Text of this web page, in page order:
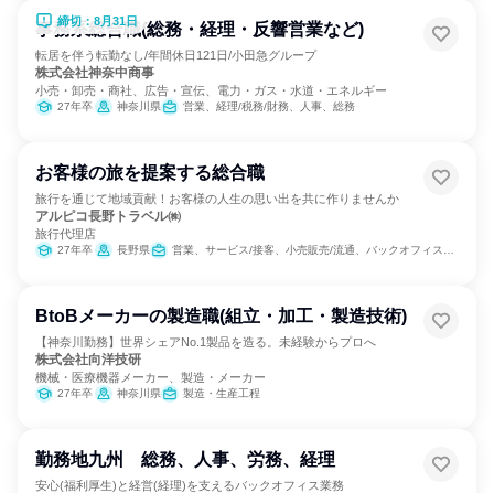
締切：8月31日
事務系総合職(総務・経理・反響営業など)
転居を伴う転勤なし/年間休日121日/小田急グループ
株式会社神奈中商事
小売・卸売・商社、広告・宣伝、電力・ガス・水道・エネルギー
27年卒 神奈川県 営業、経理/税務/財務、人事、総務
お客様の旅を提案する総合職
旅行を通じて地域貢献！お客様の人生の思い出を共に作りませんか
アルピコ長野トラベル㈱
旅行代理店
27年卒 長野県 営業、サービス/接客、小売販売/流通、バックオフィス・事務・受付
BtoBメーカーの製造職(組立・加工・製造技術)
【神奈川勤務】世界シェアNo.1製品を造る。未経験からプロへ
株式会社向洋技研
機械・医療機器メーカー、製造・メーカー
27年卒 神奈川県 製造・生産工程
勤務地九州 総務、人事、労務、経理
安心(福利厚生)と経営(経理)を支えるバックオフィス業務